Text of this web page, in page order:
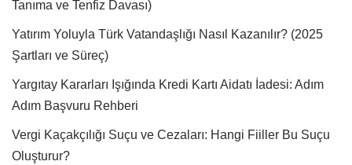
Tanıma ve Tenfiz Davası)
Yatırım Yoluyla Türk Vatandaşlığı Nasıl Kazanılır? (2025
Şartları ve Süreç)
Yargıtay Kararları Işığında Kredi Kartı Aidatı İadesi: Adım
Adım Başvuru Rehberi
Vergi Kaçakçılığı Suçu ve Cezaları: Hangi Fiiller Bu Suçu
Oluşturur?